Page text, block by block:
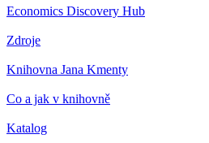
Economics Discovery Hub
Zdroje
Knihovna Jana Kmenty
Co a jak v knihovně
Katalog